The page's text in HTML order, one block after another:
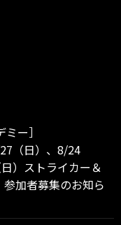
ミー］
（日）、8/24
）ストライカー＆
加者募集のお知ら